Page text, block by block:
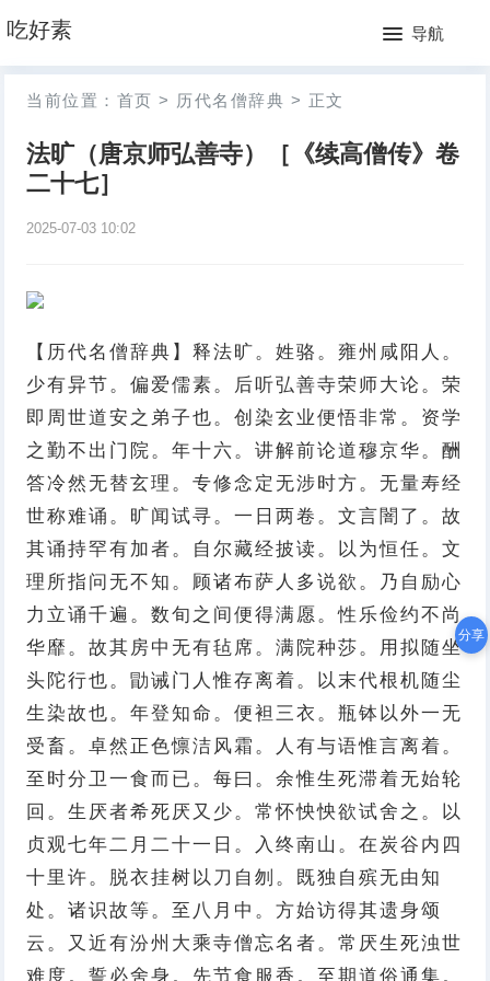
吃好素 导航
网
站
月
当前位置： 首页 > 历代名僧辞典 > 正文
法旷（唐京师弘善寺）［《续高僧传》卷
二十七］
2025-07-03 10:02
【历代名僧辞典】释法旷。姓骆。雍州咸阳人。
少有异节。偏爱儒素。后听弘善寺荣师大论。荣
即周世道安之弟子也。创染玄业便悟非常。资学
之勤不出门院。年十六。讲解前论道穆京华。酬
答冷然无替玄理。专修念定无涉时方。无量寿经
世称难诵。旷闻试寻。一日两卷。文言闇了。故
其诵持罕有加者。自尔藏经披读。以为恒任。文
理所指问无不知。顾诸布萨人多说欲。乃自励心
力立诵千遍。数旬之间便得满愿。性乐俭约不尚
华靡。故其房中无有毡席。满院种莎。用拟随坐
头陀行也。勖诫门人惟存离着。以末代根机随尘
生染故也。年登知命。便袒三衣。瓶钵以外一无
受畜。卓然正色懔洁风霜。人有与语惟言离着。
至时分卫一食而已。每曰。余惟生死滞着无始轮
回。生厌者希死厌又少。常怀怏怏欲试舍之。以
贞观七年二月二十一日。入终南山。在炭谷内四
十里许。脱衣挂树以刀自刎。既独自殡无由知
处。诸识故等。至八月中。方始访得其遗身颂
云。又近有汾州大乘寺僧忘名者。常厌生死浊世
难度。誓必舍身。先节食服香。至期道俗通集。
分享